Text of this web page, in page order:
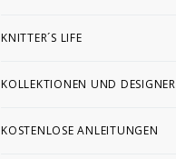
KNITTER´S LIFE
KOLLEKTIONEN UND DESIGNER
KOSTENLOSE ANLEITUNGEN